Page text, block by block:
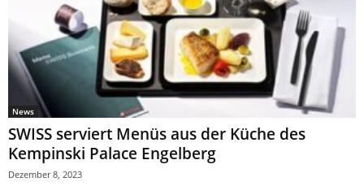
News
SWISS serviert Menüs aus der Küche des
Kempinski Palace Engelberg
Dezember 8, 2023